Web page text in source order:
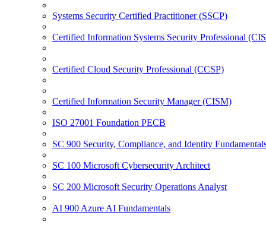
Systems Security Certified Practitioner (SSCP)
Certified Information Systems Security Professional
Certified Cloud Security Professional (CCSP)
Certified Information Security Manager (CISM)
ISO 27001 Foundation PECB
SC 900 Security, Compliance, and Identity
SC 100 Microsoft Cybersecurity Architect
SC 200 Microsoft Security Operations Analyst
AI 900 Azure AI Fundamentals